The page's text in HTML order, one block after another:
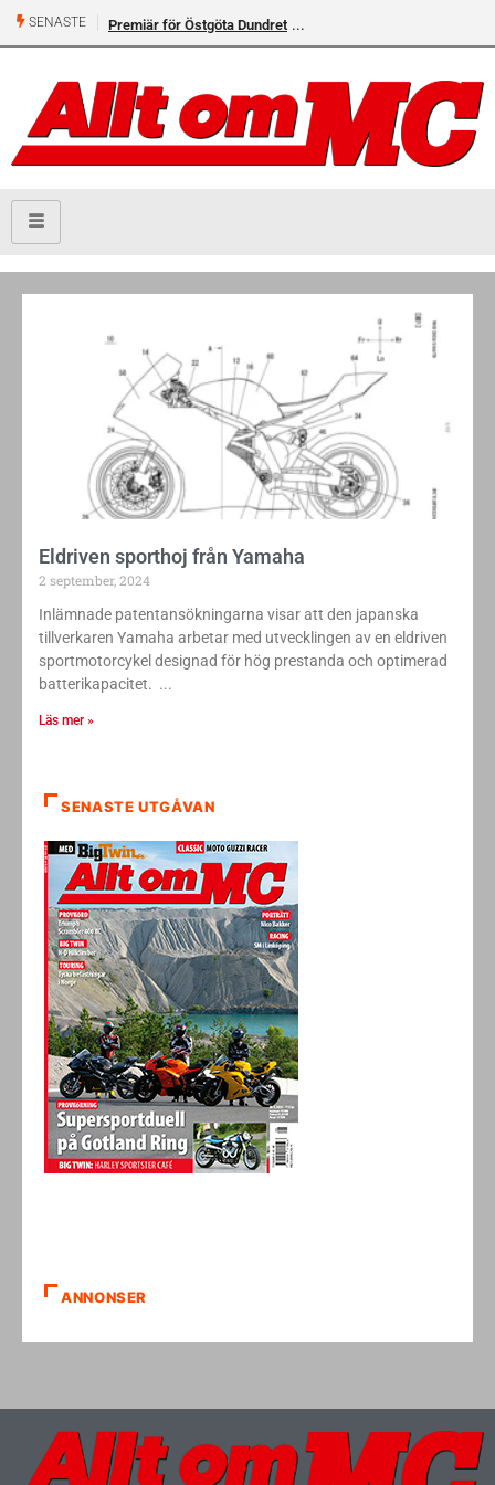
SENASTE Premiär för Östgöta Dundret
Eldriven sporthoj från Yamaha
2 september, 2024
Inlämnade patentansökningarna visar att den japanska
tillverkaren Yamaha arbetar med utvecklingen av en eldriven
sportmotorcykel designad för hög prestanda och optimerad
batterikapacitet.
Läs mer »
SENASTE UTGÅVAN
ANNONSER